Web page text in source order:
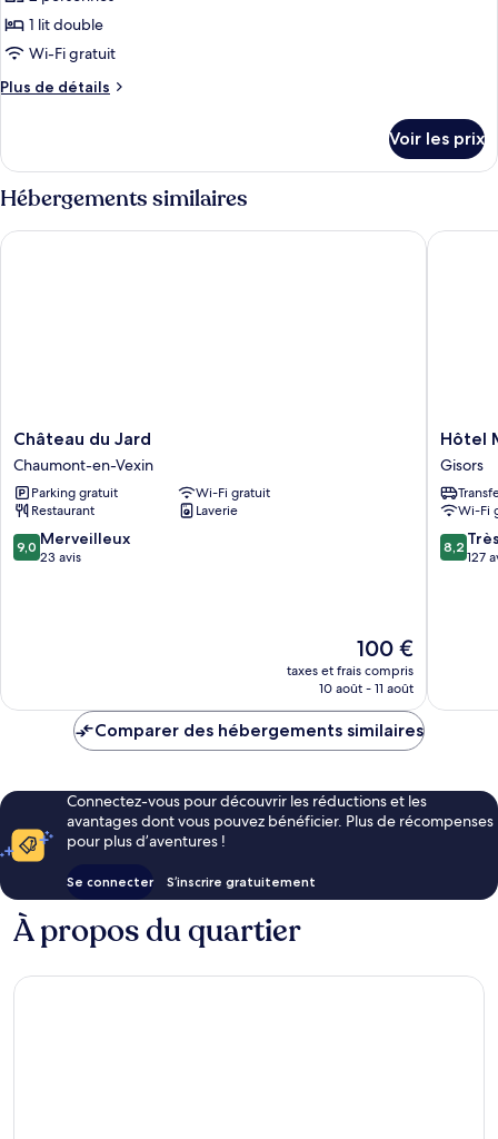
pour
ce
type
de
double
confort
1 lit double
Wi-Fi gratuit
Plus de détails
Plus
le
type
de
chambre
double
Voir les prix
Hébergements similaires
Château
du
Jard
Chaumont-
en-
Vexin
Château du Jard
Chaumont-en-Vexin
Parking gratuit
Wi-Fi gratuit
Restaurant
Laverie
9.0
sur
9,0 Merveilleux
23 avis
Le
nouveau
prix
de
100 €
taxes et frais compris
10 août - 11 août
Château du Jard
Hôtel
Gisors
Hôtel
Gisors
Wi-Fi
8.2
sur
8,2
127
Hôtel
Comparer des hébergements similaires
Connectez-vous pour découvrir les réductions et les
avantages dont vous pouvez bénéficier. Plus de récompenses
pour plus d’aventures !
Se connecter S’inscrire gratuitement
À propos du quartier